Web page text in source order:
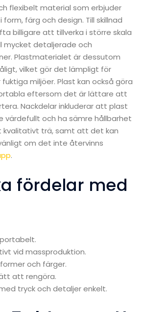
flexibelt material som erbjuder
färg och design. Till skillnad
billigare att tillverka i större skala
mycket detaljerade och
Plastmaterialet är dessutom
vilket gör det lämpligt för
miljöer. Plast kan också göra
eftersom det är lättare att
Nackdelar inkluderar att plast
värdefullt och ha sämre hållbarhet
trä, samt att det kan
om det inte återvinns
.
fördelar med
vid massproduktion.
och färger.
att rengöra.
tryck och detaljer enkelt.